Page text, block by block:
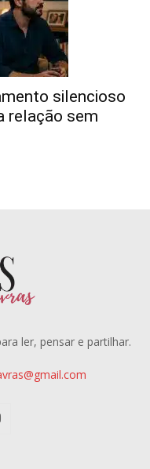
silencioso
relação sem
ler, pensar e partilhar.